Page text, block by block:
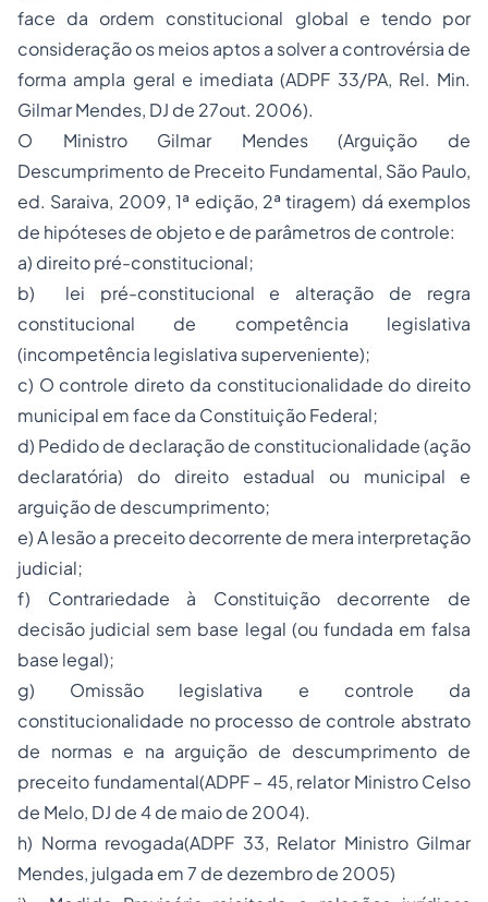
face da ordem constitucional global e tendo por
consideração os meios aptos a solver a controvérsia de
forma ampla geral e imediata (ADPF 33/PA, Rel. Min.
Gilmar Mendes, DJ de 27out. 2006).
O Ministro Gilmar Mendes (Arguição de
Descumprimento de Preceito Fundamental, São Paulo,
ed. Saraiva, 2009, 1ª edição, 2ª tiragem) dá exemplos
de hipóteses de objeto e de parâmetros de controle:
a) direito pré-constitucional;
b) lei pré-constitucional e alteração de regra
constitucional de competência legislativa
(incompetência legislativa superveniente);
c) O controle direto da constitucionalidade do direito
municipal em face da Constituição Federal;
d) Pedido de declaração de constitucionalidade (ação
declaratória) do direito estadual ou municipal e
arguição de descumprimento;
e) A lesão a preceito decorrente de mera interpretação
judicial;
f) Contrariedade à Constituição decorrente de
decisão judicial sem base legal (ou fundada em falsa
base legal);
g) Omissão legislativa e controle da
constitucionalidade no processo de controle abstrato
de normas e na arguição de descumprimento de
preceito fundamental(ADPF – 45, relator Ministro Celso
de Melo, DJ de 4 de maio de 2004).
h) Norma revogada(ADPF 33, Relator Ministro Gilmar
Mendes, julgada em 7 de dezembro de 2005)